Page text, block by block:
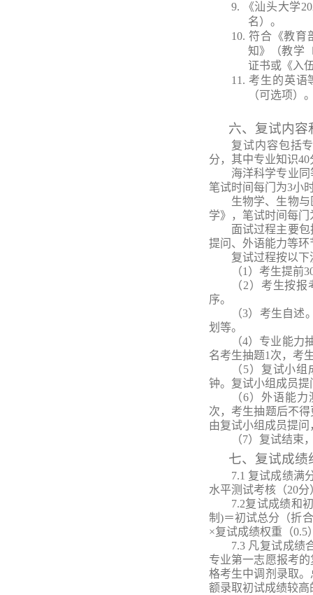
9.
《汕头大学
名）。
10. 符合《教育
知》（教学
证书或《入
11. 考生的英语
（可选项）
六、复试内容
复试内容包括
分 ，其中专业知识40
海洋科学专业
笔试时间每门为3小
生物学、生物
学》，笔试时间每门
面试过程主要
提问、外语能力等环
复试过程按以下
（1） 考生提前
（2） 考生按报
序。
（3） 考生自述
划等。
（4）专业能力
名考生抽题1次，考
（5）复试小组
钟。 复试小组成员提
（6）外语能力
次，考生抽题后不
由复试小组成员提
（7） 复试结束
七、复试成绩
7.1 复试成绩满
水平测试考核（20
7.2复试成绩和
制)＝初试总分（折
×复试成绩权重（0.5
7.3 凡复试成绩
专业第一志愿报考
格考生中调剂录取
额录取初试成绩较高